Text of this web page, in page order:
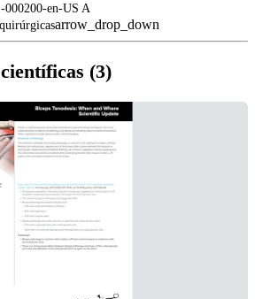
000200-en-US A
arrow_drop_down
(3)